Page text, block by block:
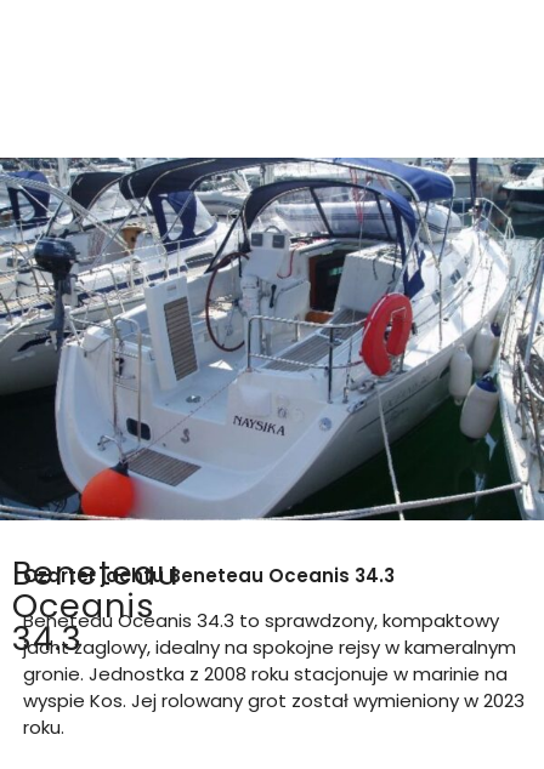
Beneteau
Oceanis
34.3
Czarter jachtuBeneteau Oceanis 34.3
Beneteau Oceanis 34.3 to sprawdzony, kompaktowy
jacht żaglowy, idealny na spokojne rejsy w kameralnym
gronie. Jednostka z 2008 roku stacjonuje w marinie na
wyspie Kos. Jej rolowany grot został wymieniony w 2023
roku.